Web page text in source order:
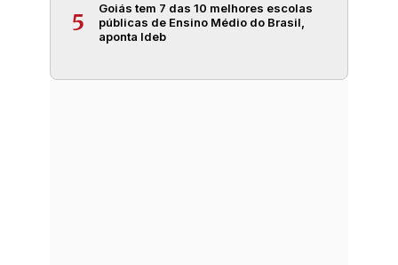
5
Goiás tem 7 das 10 melhores escolas
públicas de Ensino Médio do Brasil,
aponta Ideb